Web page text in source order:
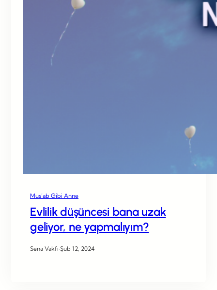
Mus’ab Gibi Anne
Evlilik düşüncesi bana uzak
geliyor, ne yapmalıyım?
Sena Vakfı·Şub 12, 2024